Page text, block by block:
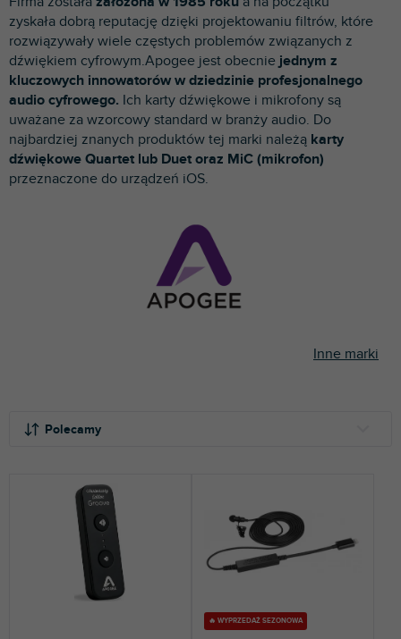
zyskała dobrą reputację dzięki projektowaniu filtrów, które
rozwiązywały wiele częstych problemów związanych z
dźwiękiem cyfrowym.Apogee jest obecnie jednym z
kluczowych innowatorów w dziedzinie profesjonalnego
audio cyfrowego. Ich karty dźwiękowe i mikrofony są
uważane za wzorcowy standard w branży audio. Do
najbardziej znanych produktów tej marki należą karty
dźwiękowe Quartet lub Duet oraz MiC (mikrofon)
przeznaczone do urządzeń iOS.
Inne marki
Polecamy
NAJDROŻSZE
NAJCZĘŚCIEJ SPRZEDAWANE
ALFABETYCZNIE
p
r
o
d
u
k
t
ó
w
🔥 WYPRZEDAŻ SEZONOWA